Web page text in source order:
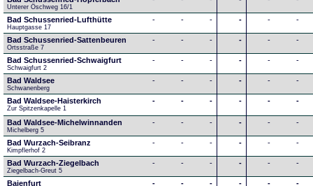
Unterer Öschweg 16/1
Bad Schussenried-Lufthütte
Hauptgasse 17
- - - - - -
Bad Schussenried-Sattenbeuren
Ortsstraße 7
- - - - - -
Bad Schussenried-Schwaigfurt
Schwaigfurt 2
- - - - - -
Bad Waldsee
Schwanenberg
- - - - - -
Bad Waldsee-Haisterkirch
Zur Spitzenkapelle 1
- - - - - -
Bad Waldsee-Michelwinnanden
Michelberg 5
- - - - - -
Bad Wurzach-Seibranz
Kimpflerhof 2
- - - - - -
Bad Wurzach-Ziegelbach
Ziegelbach-Greut 5
- - - - - -
Baienfurt - - - - - -